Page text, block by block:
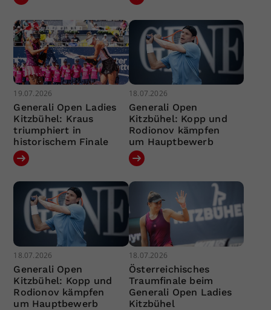
19.07.2026
Generali Open Ladies
Kitzbühel: Kraus
triumphiert in
historischem Finale
18.07.2026
Generali Open
Kitzbühel: Kopp und
Rodionov kämpfen
um Hauptbewerb
18.07.2026
Generali Open
Kitzbühel: Kopp und
Rodionov kämpfen
um Hauptbewerb
18.07.2026
Österreichisches
Traumfinale beim
Generali Open Ladies
Kitzbühel